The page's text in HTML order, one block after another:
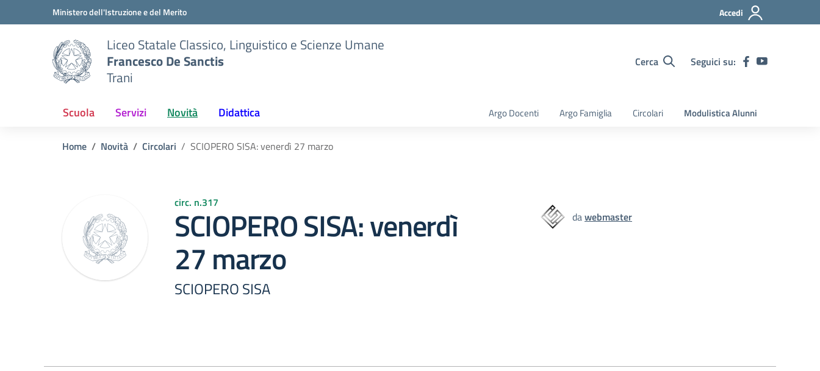
Vai ai contenuti
Vai al menu di navigazioneMinistero dell'Istruzione e del Merito Accedi
Liceo Statale Classico, Linguistico e Scienze Umane
Francesco De Sanctis
Trani
Cerca Seguici su:
Scuola Servizi Novità Didattica Argo Docenti Argo Famiglia Circolari Modulistica Alunni
Home Novità Circolari SCIOPERO SISA: venerdì 27 marzo
circ. n.317
SCIOPERO SISA: venerdì
27 marzo
SCIOPERO SISA
dawebmaster